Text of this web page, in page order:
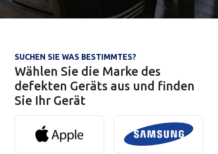
SUCHEN SIE WAS BESTIMMTES?
Wählen Sie die Marke des
defekten Geräts aus und finden
Sie Ihr Gerät